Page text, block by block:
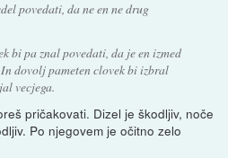
povedati, da ne en ne drug
bi pa znal povedati, da je en izmed
dovolj pameten clovek bi izbral
vecjega.
pričakovati. Dizel je škodljiv, noče
Po njegovem je očitno zelo